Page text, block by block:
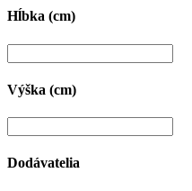
Hĺbka (cm)
Výška (cm)
Dodávatelia